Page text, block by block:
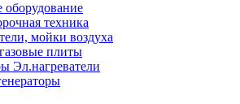
оборудование
техника
мойки воздуха
плиты
Эл.нагреватели